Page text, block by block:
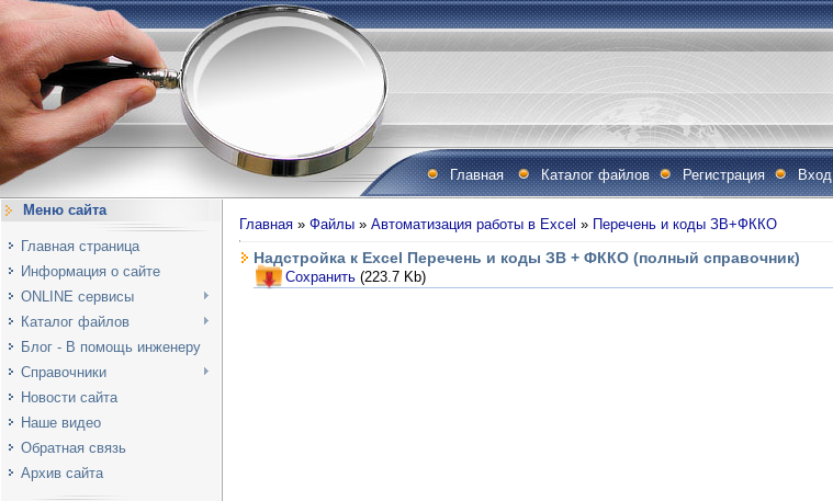
Главная Каталог файлов Регистрация Вход
Меню сайта
Главная страница
Информация о сайте
ONLINE сервисы
Каталог файлов
Блог - В помощь инженеру
Справочники
Новости сайта
Наше видео
Обратная связь
Архив сайта
Главная » Файлы » Автоматизация работы в Excel » Перечень и коды ЗВ+ФККО
Надстройка к Excel Перечень и коды ЗВ + ФККО (полный справочник)
Сохранить (223.7 Kb)